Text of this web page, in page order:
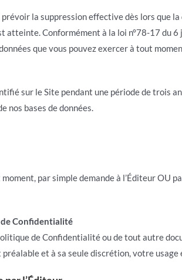
la suppression effective dès lors que
atteinte. Conformément à la loi n°78-17
que vous pouvez exercer à tout
sur le Site pendant une période de trois
nos bases de données.
par simple demande à l’Éditeur OU
de Confidentialité
de Confidentialité ou de tout autre
et à sa seule discrétion, votre